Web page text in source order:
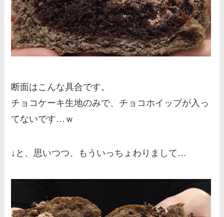
断面はこんな具合です。
チョコケーキ生地のみで、チョコホイップが入っ
てないです…ｗ
↓と、思いつつ、もういっちょわりまして…